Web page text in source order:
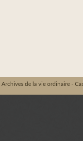
de la vie ordinaire -